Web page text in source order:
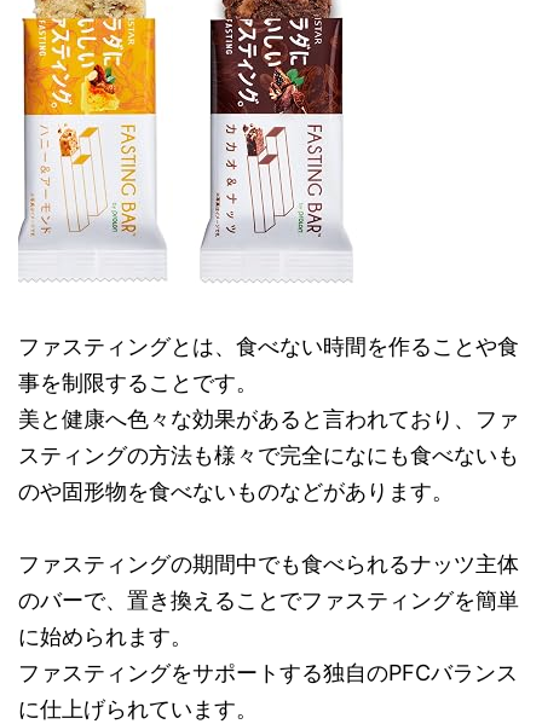
ファスティングとは、食べない時間を作ることや食
事を制限することです。
美と健康へ色々な効果があると言われており、ファ
スティングの方法も様々で完全になにも食べないも
のや固形物を食べないものなどがあります。
ファスティングの期間中でも食べられるナッツ主体
のバーで、置き換えることでファスティングを簡単
に始められます。
ファスティングをサポートする独自のPFCバランス
に仕上げられています。